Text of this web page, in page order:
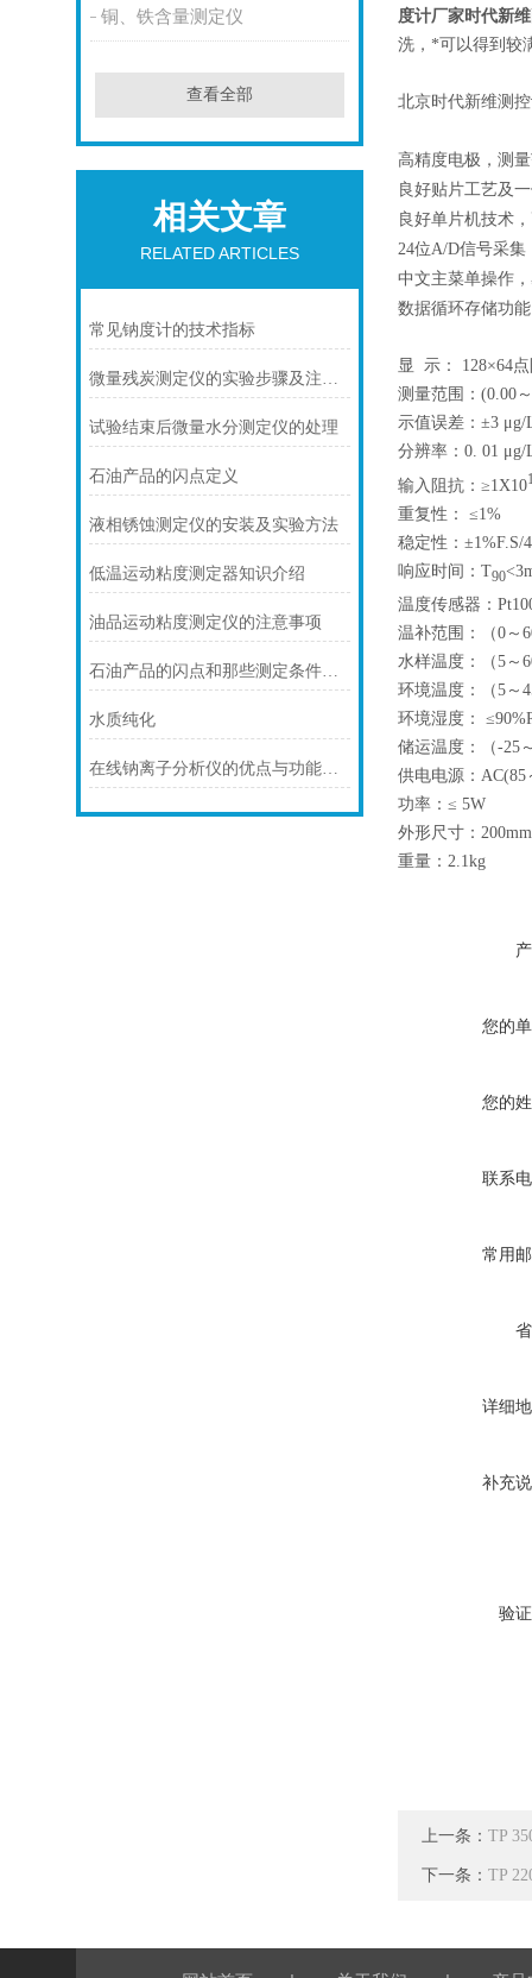
铜、铁含量测定仪
查看全部
相关文章
RELATED ARTICLES
常见钠度计的技术指标
微量残炭测定仪的实验步骤及注意事项
试验结束后微量水分测定仪的处理
石油产品的闪点定义
液相锈蚀测定仪的安装及实验方法
低温运动粘度测定器知识介绍
油品运动粘度测定仪的注意事项
石油产品的闪点和那些测定条件有关？
水质纯化
在线钠离子分析仪的优点与功能特性是什么
度计厂家时代新维
洗，*可以得到较
北京时代新维测
高精度电极，测
良好贴片工艺及
良好单片机技术
24位A/D信号采集
中文主菜单操作
数据循环存储功
显 示： 128×64
测量范围：(0.00
示值误差：±3 μg/
分辨率：0. 01 μg/
输入阻抗：≥1X10
重复性： ≤1%
稳定性：±1%F.S/
响应时间：T90
温度传感器：
温补范围：（0～
水样温度：（5～
环境温度：（5～
环境湿度：
储运温度：（-25
供电电源： AC(85
功率： ≤ 5W
外形尺寸：
重量：2.1kg
您的
您的
联系
常用
详细
补充
验
上一条： TP
下一条： TP